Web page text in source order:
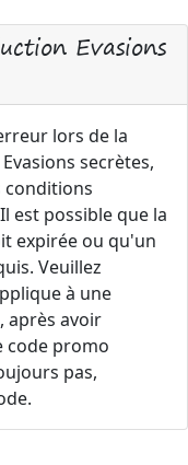
Evasions
lors de la
secrètes,
conditions
est possible que la
expirée ou qu'un
Veuillez
à une
après avoir
code promo
pas,